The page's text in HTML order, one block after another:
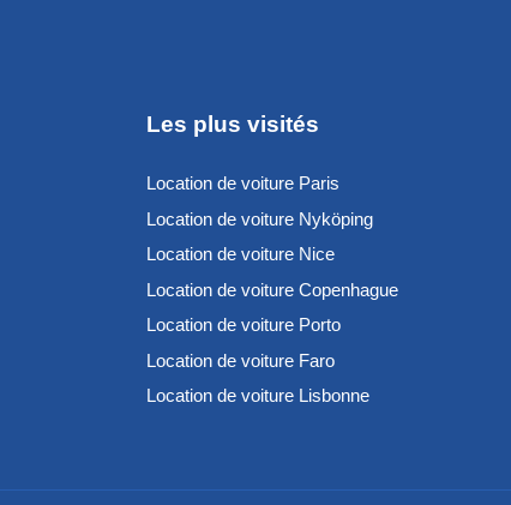
Les plus visités
Location de voiture Paris
Location de voiture Nyköping
Location de voiture Nice
Location de voiture Copenhague
Location de voiture Porto
Location de voiture Faro
Location de voiture Lisbonne